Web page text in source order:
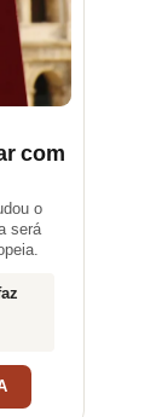
com
o
será